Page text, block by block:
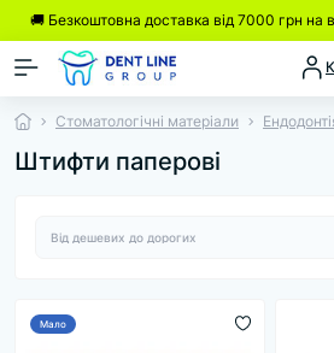
🚚 Безкоштовна доставка від 7000 грн на
Стоматологічні матеріали
Штифти паперові
Мало